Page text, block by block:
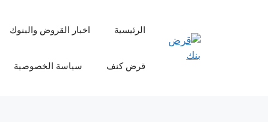
الرئيسية اخبار القروض والبنوك
قرض كنف سياسة الخصوصية